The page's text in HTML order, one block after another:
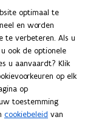
optimaal te
en worden
te verbeteren. Als u
ook de optionele
u aanvaardt? Klik
op elk
op
toestemming
cookiebeleid van